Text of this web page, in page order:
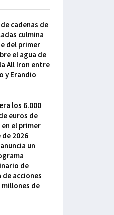
cadenas de
culmina
del primer
el agua de
All Iron entre
y Erandio
los 6.000
euros de
el primer
2026
un
de
acciones
millones de